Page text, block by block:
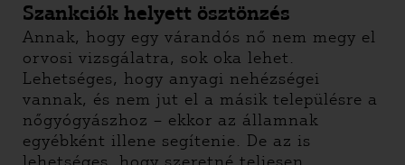
Szankciók helyett ösztönzés
Annak, hogy egy várandós nő nem megy el
orvosi vizsgálatra, sok oka lehet.
Lehetséges, hogy anyagi nehézségei
vannak, és nem jut el a másik településre a
nőgyógyászhoz – ekkor az államnak
egyébként illene segítenie. De az is